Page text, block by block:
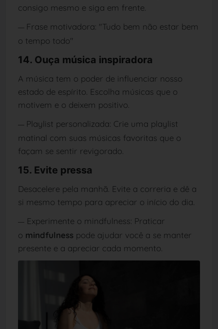
consigo mesmo e siga em frente.
— Frase motivadora: "Tudo bem não estar bem
o tempo todo"
14. Ouça música inspiradora
A música tem o poder de influenciar nosso
estado de espírito. Escolha músicas que o
motivem e o deixem positivo.
— Playlist personalizada: Crie uma playlist
matinal com suas músicas favoritas que o
façam se sentir revigorado.
15. Evite pressa
Desacelere pela manhã. Evite a correria e dê a
si mesmo tempo para apreciar o início do dia.
—Experimente o mindfulness: Praticar
o mindfulness pode ajudar você a se manter
presente e a apreciar cada momento.